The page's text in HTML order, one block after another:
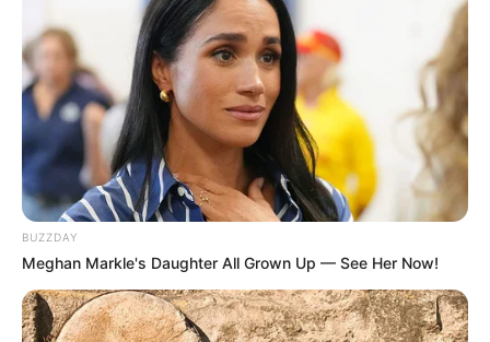
Tampil Lebih Modern, 7 Potret
Hasil Renovasi Rumah Berusia
90 Tahun
BUZZDAY
Meghan Markle's Daughter All Grown Up — See Her Now!